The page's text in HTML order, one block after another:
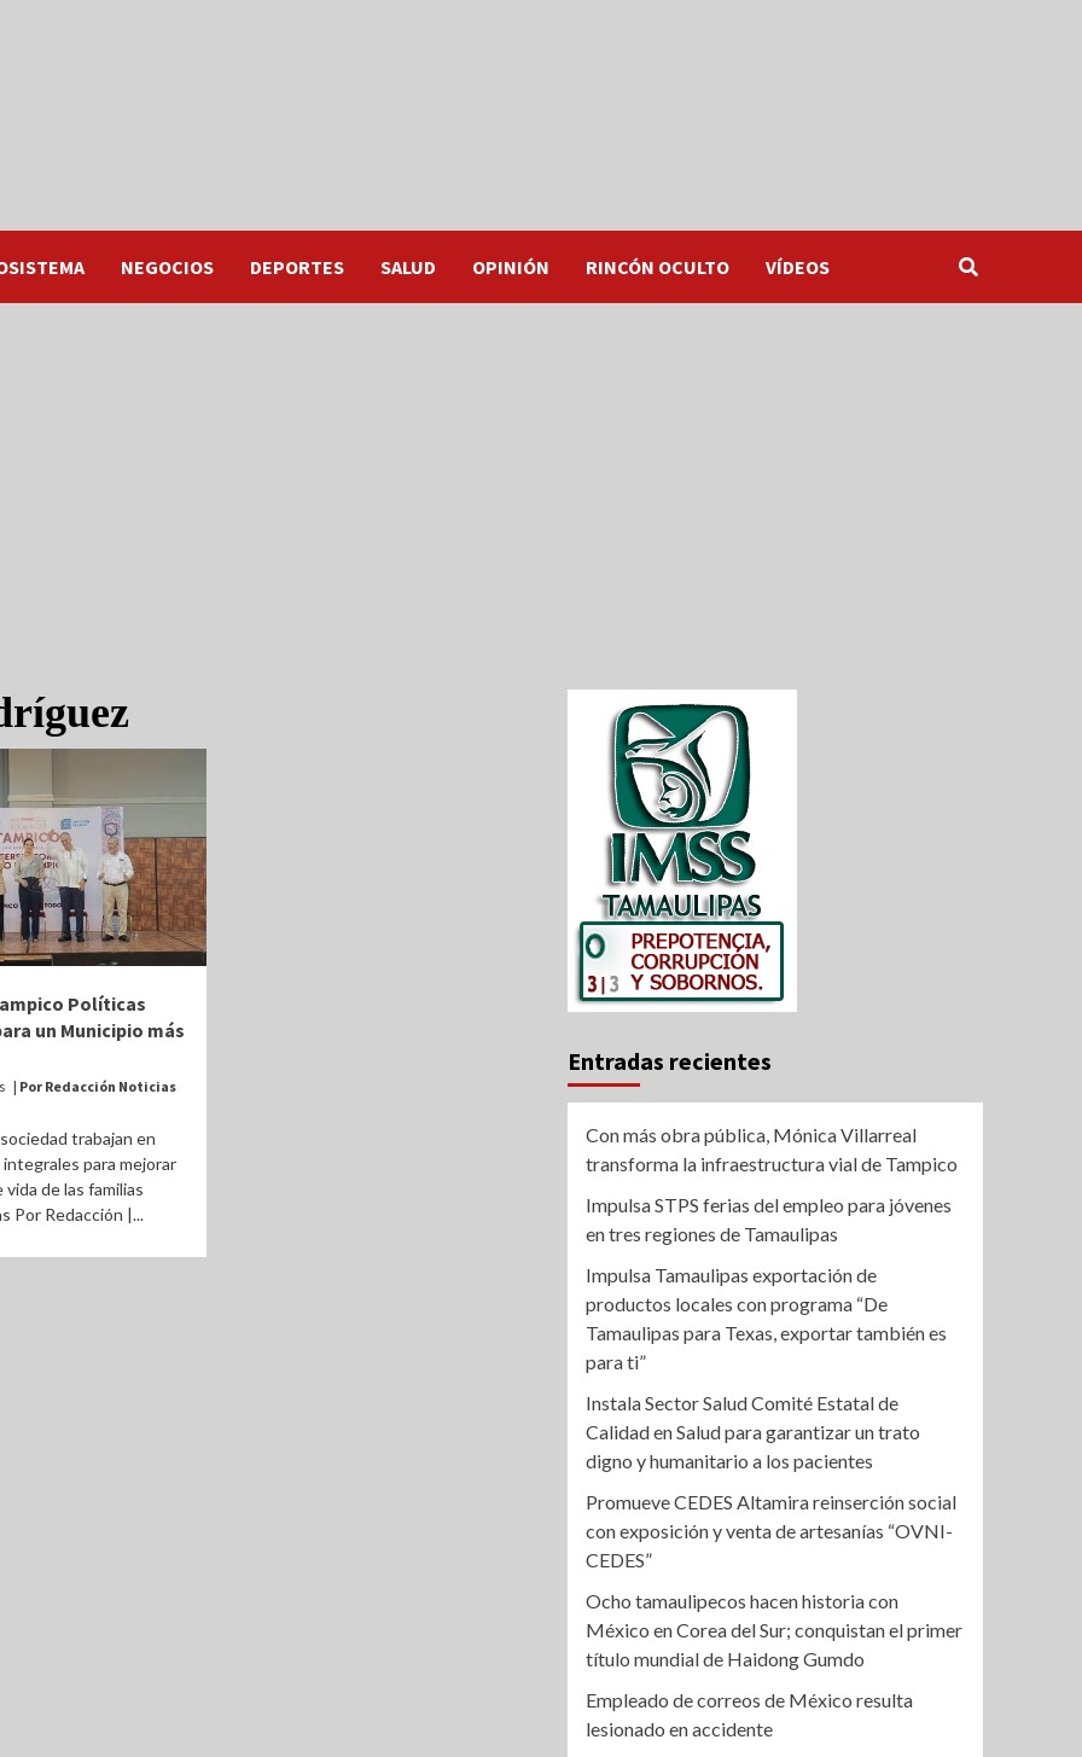
NEGOCIOS DEPORTES SALUD OPINIÓN RINCÓN OCULTO VÍDEOS
Políticas
un Municipio más
| Por Redacción Noticias
trabajan en
para mejorar
vida de las familias
Por Redacción |...
Entradas recientes
Con más obra pública, Mónica Villarreal
transforma la infraestructura vial de Tampico
Impulsa STPS ferias del empleo para jóvenes
en tres regiones de Tamaulipas
Impulsa Tamaulipas exportación de
productos locales con programa “De
Tamaulipas para Texas, exportar también es
para ti”
Instala Sector Salud Comité Estatal de
Calidad en Salud para garantizar un trato
digno y humanitario a los pacientes
Promueve CEDES Altamira reinserción social
con exposición y venta de artesanías “OVNI-
CEDES”
Ocho tamaulipecos hacen historia con
México en Corea del Sur; conquistan el primer
título mundial de Haidong Gumdo
Empleado de correos de México resulta
lesionado en accidente